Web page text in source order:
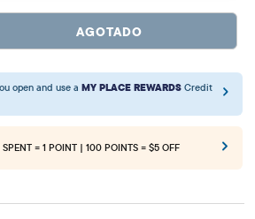
AGOTADO
open and use a MY PLACE REWARDS Credit
SPENT = 1 POINT | 100 POINTS = $5 OFF